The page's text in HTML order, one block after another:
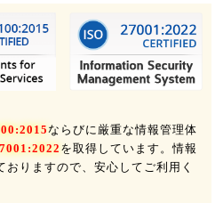
ならびに厳重な情報管理体
を取得しています。情報
りますので、安心してご利用く